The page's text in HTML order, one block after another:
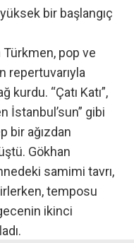
bir başlangıç
Türkmen, pop ve
repertuvarıyla
“Çatı Katı”,
İstanbul’sun” gibi
bir ağızdan
Gökhan
samimi tavrı,
temposu
ikinci